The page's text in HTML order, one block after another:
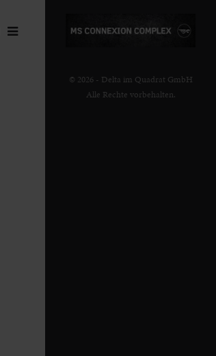
© 2026 - Delta im Quadrat GmbH
Alle Rechte vorbehalten.